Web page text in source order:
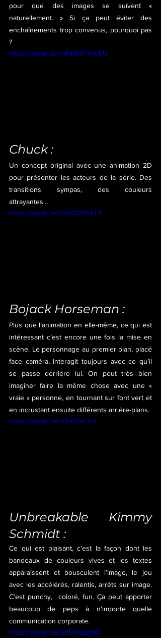
pour que des images se suivent «
naturellement. » Si ça peut éviter des
enchaînements trop convenus, pourquoi pas
?
https://youtu.be/ndNAOTYkuEU
Chuck :
Un concept original avec une animation 2D
pour présenter les acteurs de la série. Des
transitions sympas, des couleurs
attrayantes…
https://youtu.be/3shRQ1XolTA
Bojack Horseman :
Plus que l’animation en elle-même, ce qui est
intéressant c’est encore une fois la mise en
scène. Le personnage au premier plan, placé
face caméra, interagit toujours avec ce qu’il
se passe derrière lui. On peut très bien
imaginer faire la même chose avec une «
vraie » personne, en tournant sur font vert et
en incrustant ensuite différents arrière-plans.
https://youtu.be/rQvIR1oL1vE
Unbreakable Kimmy
Schmidt :
Ce qui est plaisant, c’est la façon dont les
bandeaux de couleurs vives et les textes
apparaissent et bousculent l’image, le jeu
avec les accélérés, ralentis, arrêts sur image.
C’est punchy,  coloré, fun. Ça peut apporter
beaucoup de peps à n'importe quelle
communication corporate.
https://youtu.be/LIdFa1qLgNQ